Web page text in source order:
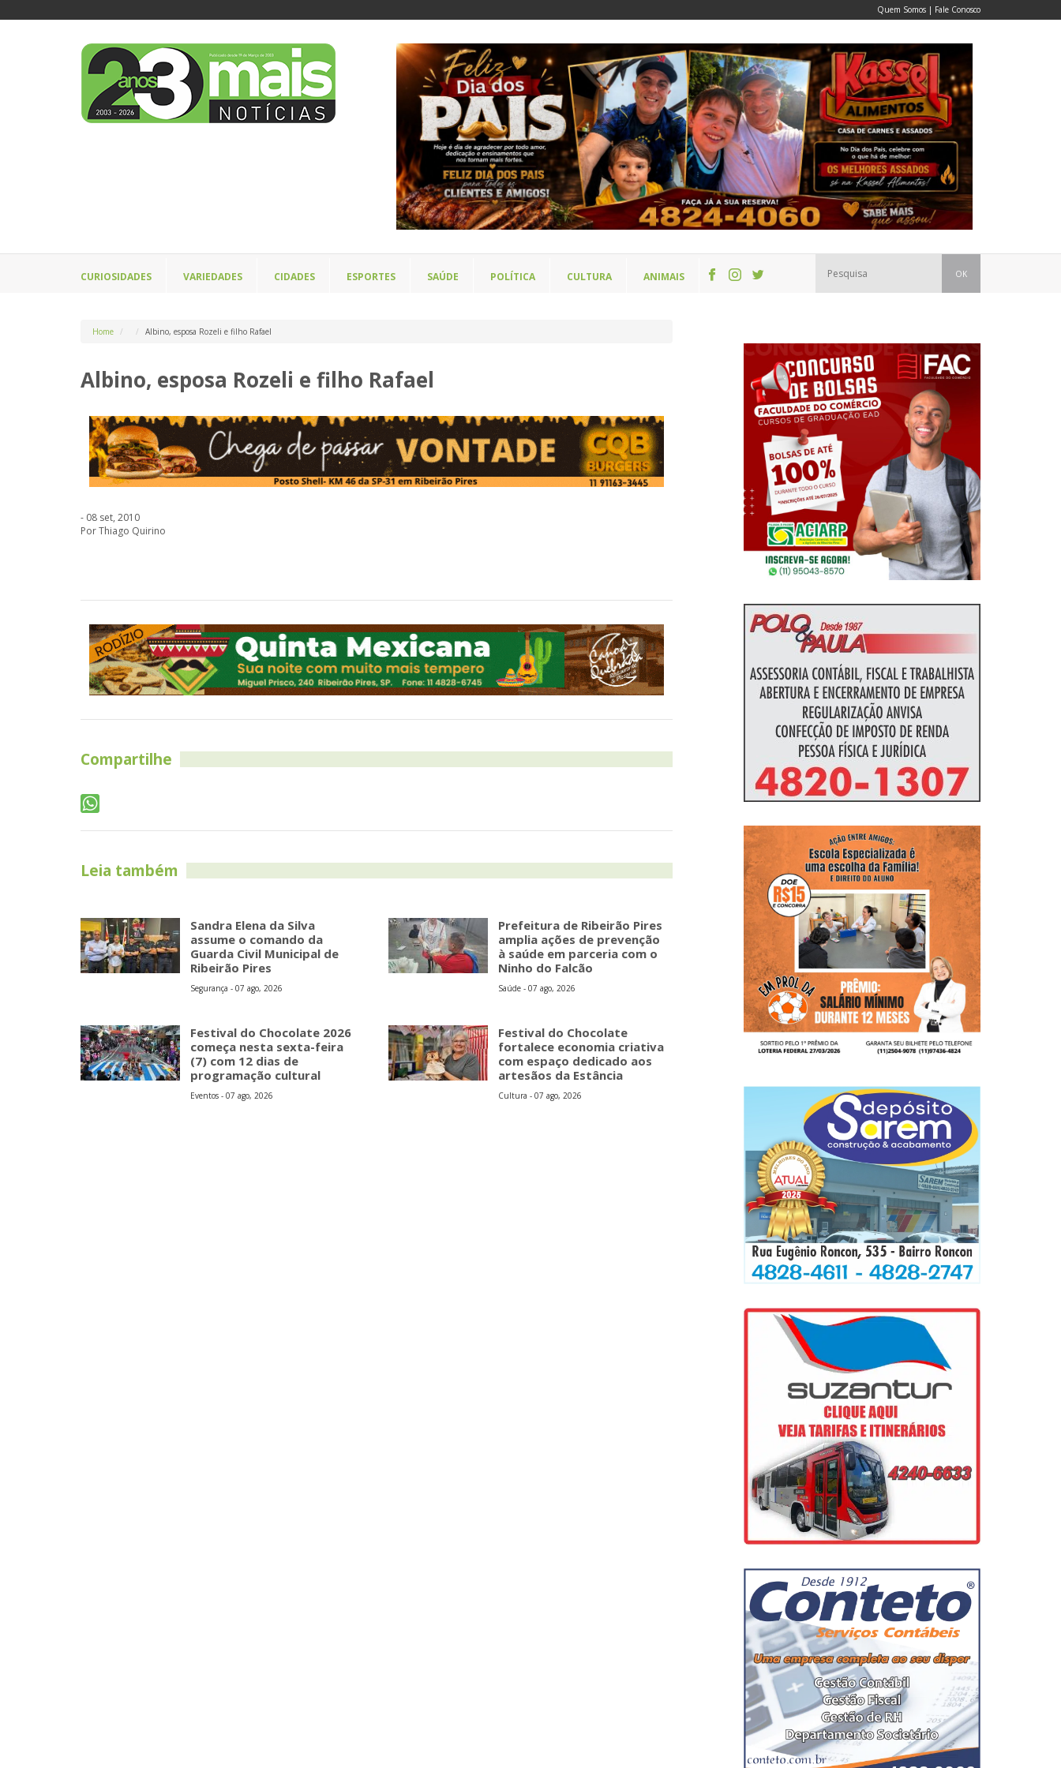
Quem Somos | Fale Conosco
CURIOSIDADES VARIEDADES CIDADES ESPORTES SAÚDE POLÍTICA CULTURA ANIMAIS OK
Home Albino, esposa Rozeli e filho Rafael
Albino, esposa Rozeli e filho Rafael
- 08 set, 2010
Por Thiago Quirino
Compartilhe
Leia também
Sandra Elena da Silva
assume o comando da
Guarda Civil Municipal de
Ribeirão Pires
Segurança - 07 ago, 2026
Prefeitura de Ribeirão Pires
amplia ações de prevenção
à saúde em parceria com o
Ninho do Falcão
Saúde - 07 ago, 2026
Festival do Chocolate 2026
começa nesta sexta-feira
(7) com 12 dias de
programação cultural
Eventos - 07 ago, 2026
Festival do Chocolate
fortalece economia criativa
com espaço dedicado aos
artesãos da Estância
Cultura - 07 ago, 2026